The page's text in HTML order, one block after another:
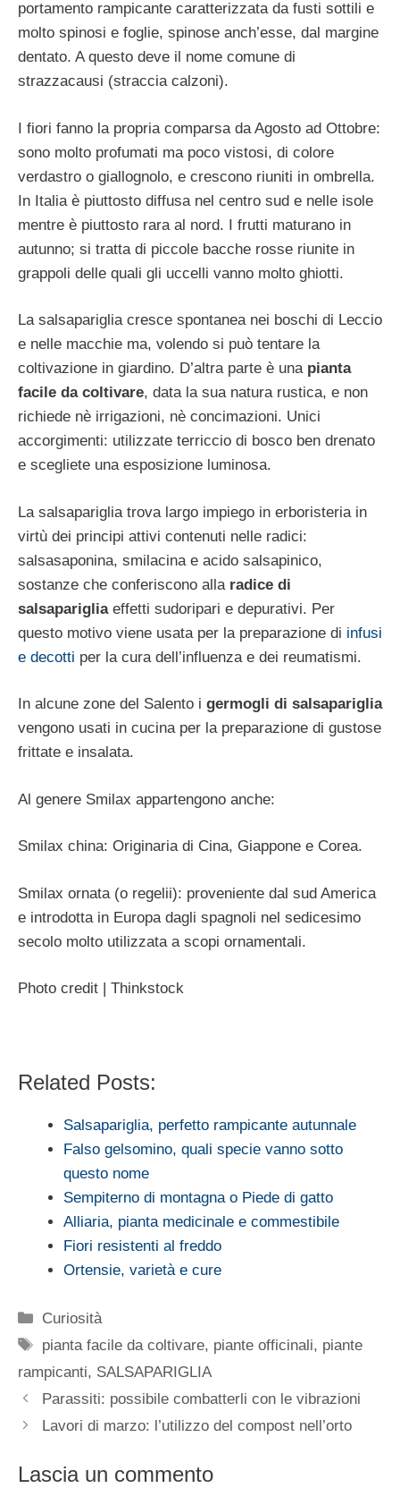
portamento rampicante caratterizzata da fusti sottili e
molto spinosi e foglie, spinose anch’esse, dal margine
dentato. A questo deve il nome comune di
strazzacausi (straccia calzoni).
I fiori fanno la propria comparsa da Agosto ad Ottobre:
sono molto profumati ma poco vistosi, di colore
verdastro o giallognolo, e crescono riuniti in ombrella.
In Italia è piuttosto diffusa nel centro sud e nelle isole
mentre è piuttosto rara al nord. I frutti maturano in
autunno; si tratta di piccole bacche rosse riunite in
grappoli delle quali gli uccelli vanno molto ghiotti.
La salsapariglia cresce spontanea nei boschi di Leccio
e nelle macchie ma, volendo si può tentare la
coltivazione in giardino. D’altra parte è una pianta
facile da coltivare, data la sua natura rustica, e non
richiede nè irrigazioni, nè concimazioni. Unici
accorgimenti: utilizzate terriccio di bosco ben drenato
e scegliete una esposizione luminosa.
La salsapariglia trova largo impiego in erboristeria in
virtù dei principi attivi contenuti nelle radici:
salsasaponina, smilacina e acido salsapinico,
sostanze che conferiscono alla radice di
salsaparigliaeffetti sudoripari e depurativi. Per
questo motivo viene usata per la preparazione di infusi
e decotti per la cura dell’influenza e dei reumatismi.
In alcune zone del Salento i germogli di salsapariglia
vengono usati in cucina per la preparazione di gustose
frittate e insalata.
Al genere Smilax appartengono anche:
Smilax china: Originaria di Cina, Giappone e Corea.
Smilax ornata (o regelii): proveniente dal sud America
e introdotta in Europa dagli spagnoli nel sedicesimo
secolo molto utilizzata a scopi ornamentali.
Photo credit | Thinkstock
Related Posts:
Salsapariglia, perfetto rampicante autunnale
Falso gelsomino, quali specie vanno sotto
questo nome
Sempiterno di montagna o Piede di gatto
Alliaria, pianta medicinale e commestibile
Fiori resistenti al freddo
Ortensie, varietà e cure
Categorie
Curiosità
Tag
pianta facile da coltivare, piante officinali, piante
rampicanti, SALSAPARIGLIA
Parassiti: possibile combatterli con le vibrazioni
Lavori di marzo: l’utilizzo del compost nell’orto
Lascia un commento